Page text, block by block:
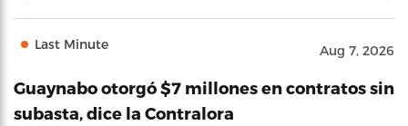
Last Minute Aug 7, 2026
Guaynabo otorgó $7 millones en contratos sin
subasta, dice la Contralora